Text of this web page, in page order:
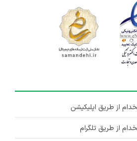
از طریق اپلیکیشن
از طریق تلگرام